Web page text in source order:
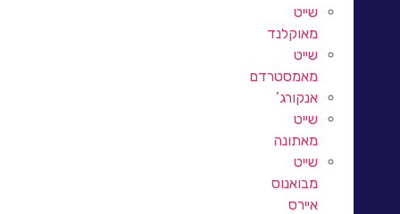
שייט
מאוקלנד
שייט
מאמסטרדם
אנקורג’
שייט
מאתונה
שייט
מבואנוס
איירס